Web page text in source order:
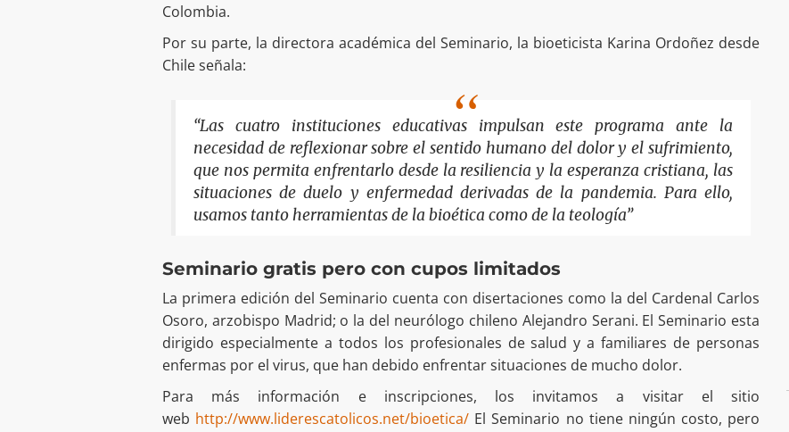
Colombia.
Por su parte, la directora académica del Seminario, la bioeticista Karina Ordoñez desde
Chile señala:
“Las cuatro instituciones educativas impulsan este programa ante la
necesidad de reflexionar sobre el sentido humano del dolor y el sufrimiento,
que nos permita enfrentarlo desde la resiliencia y la esperanza cristiana, las
situaciones de duelo y enfermedad derivadas de la pandemia. Para ello,
usamos tanto herramientas de la bioética como de la teología”
Seminario gratis pero con cupos limitados
La primera edición del Seminario cuenta con disertaciones como la del Cardenal Carlos
Osoro, arzobispo Madrid; o la del neurólogo chileno Alejandro Serani. El Seminario esta
dirigido especialmente a todos los profesionales de salud y a familiares de personas
enfermas por el virus, que han debido enfrentar situaciones de mucho dolor.
Para más información e inscripciones, los invitamos a visitar el sitio
web http://www.liderescatolicos.net/bioetica/ El Seminario no tiene ningún costo, pero